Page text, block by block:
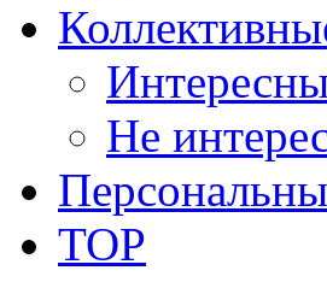
Не
TOP